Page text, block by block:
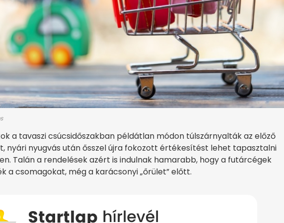
a tavaszi csúcsidőszakban példátlan módon túlszárnyalták az előző
nyári nyugvás után ősszel újra fokozott értékesítést lehet tapasztalni
Talán a rendelések azért is indulnak hamarabb, hogy a futárcégek
a csomagokat, még a karácsonyi „őrület” előtt.